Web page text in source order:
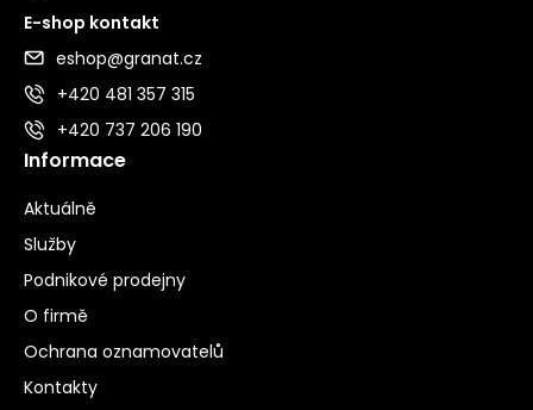
E-shop kontakt
eshop@granat.cz
+420 481 357 315
+420 737 206 190
Informace
Aktuálně
Služby
Podnikové prodejny
O firmě
Ochrana oznamovatelů
Kontakty